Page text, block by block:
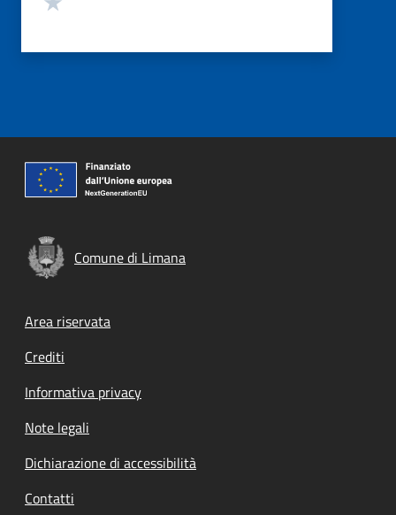
Comune di Limana
Footer menu
Area riservata
Crediti
Informativa privacy
Note legali
Dichiarazione di accessibilità
Contatti